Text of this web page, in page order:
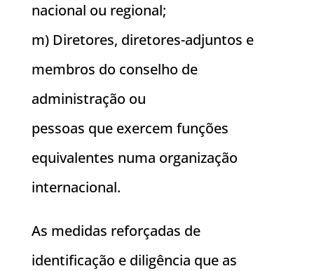
nacional ou regional;
m) Diretores, diretores-adjuntos e
membros do conselho de
administração ou
pessoas que exercem funções
equivalentes numa organização
internacional.
As medidas reforçadas de
identificação e diligência que as